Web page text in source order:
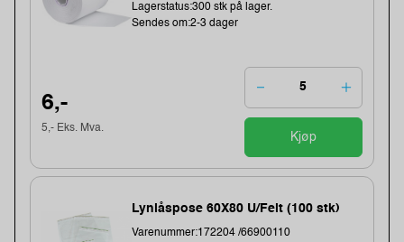
Lagerstatus:300 stk på lager.
Sendes om:2-3 dager
6,-
5,- Eks. Mva.
Kjøp
Lynlåspose 60X80 U/Felt (100 stk)
Varenummer:172204 /66900110